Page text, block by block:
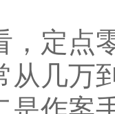
，定点
从几万